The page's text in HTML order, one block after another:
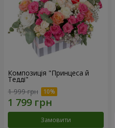
Композиція "Принцеса й
Тедді"
1 999 грн
Замовити